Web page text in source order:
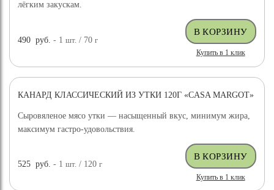
лёгким закускам.
490 руб. - 1шт. / 70г
Купить в 1 клик
КАНАРД КЛАССИЧЕСКИЙ ИЗ УТКИ 120Г «CASA MARGOT»
Сыровяленое мясо утки — насыщенный вкус, минимум жира,
максимум гастро-удовольствия.
525 руб. - 1шт. / 120г
Купить в 1 клик